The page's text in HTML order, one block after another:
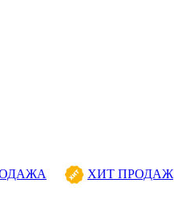
ХИТ ПРОДАЖ